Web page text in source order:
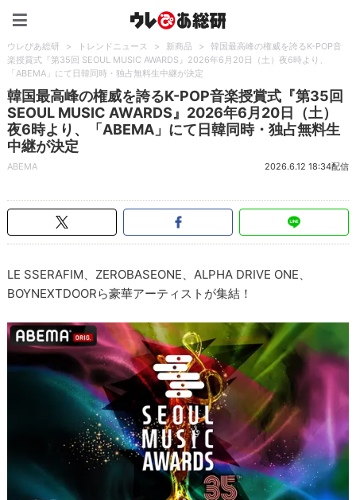
ウレぴあ総研 > トレンドニュース > 新商品 >
韓国最高峰の権威を誇るK-POP音
楽授賞式『第35回 SEOUL MUSIC AWARDS』2026年6月20日（土）夜6時より、
「ABEMA」にて日韓同時・独占無料生中継が決定
韓国最高峰の権威を誇るK-POP音楽授賞式『第35回
SEOUL MUSIC AWARDS』2026年6月20日（土）
夜6時より、「ABEMA」にて日韓同時・独占無料生
中継が決定
ABEMA 2026.6.12 18:34配信
LE SSERAFIM、ZEROBASEONE、ALPHA DRIVE ONE、
BOYNEXTDOORら豪華アーティストが集結！